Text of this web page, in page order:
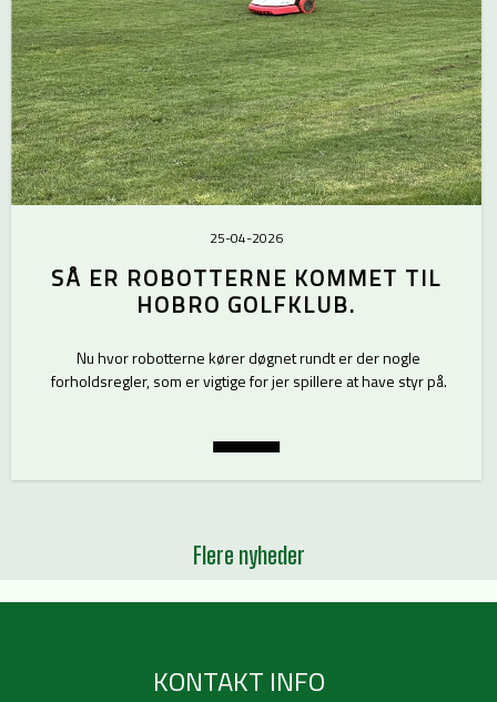
25-04-2026
SÅ ER ROBOTTERNE KOMMET TIL
HOBRO GOLFKLUB.
Nu hvor robotterne kører døgnet rundt er der nogle
forholdsregler, som er vigtige for jer spillere at have styr på.
Flere nyheder
KONTAKT INFO